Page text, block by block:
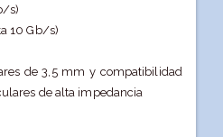
s)
10 Gb/s)
de 3,5 mm y compati­bilidad
de alta impedancia